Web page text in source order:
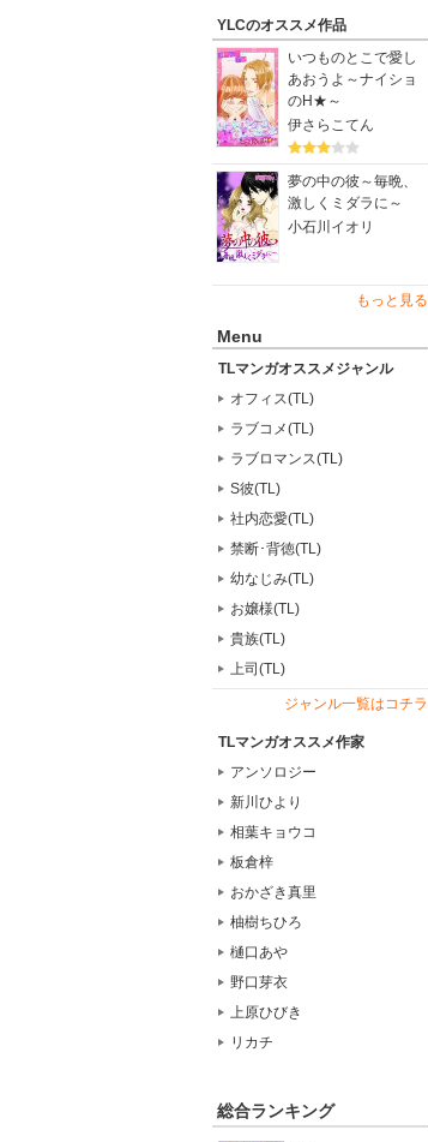
YLCのオススメ作品
いつものとこで愛し
あおうよ～ナイショ
のH★～
伊さらこてん
夢の中の彼～毎晩、
激しくミダラに～
小石川イオリ
もっと見る
Menu
TLマンガオススメジャンル
オフィス(TL)
ラブコメ(TL)
ラブロマンス(TL)
S彼(TL)
社内恋愛(TL)
禁断･背徳(TL)
幼なじみ(TL)
お嬢様(TL)
貴族(TL)
上司(TL)
ジャンル一覧はコチラ
TLマンガオススメ作家
アンソロジー
新川ひより
相葉キョウコ
板倉梓
おかざき真里
柚樹ちひろ
樋口あや
野口芽衣
上原ひびき
リカチ
総合ランキング